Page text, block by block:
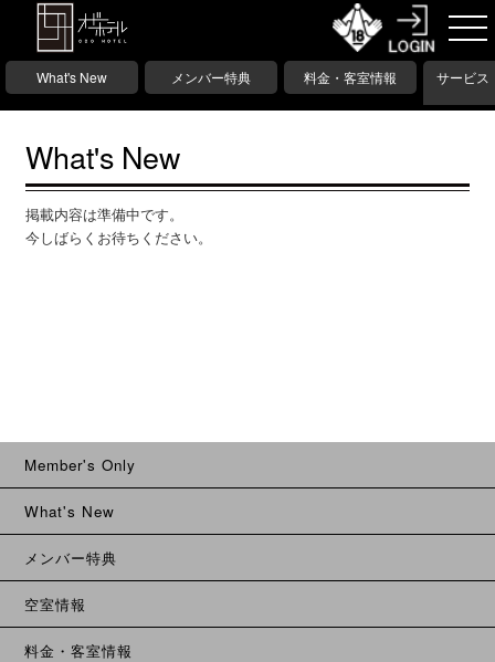
What's New メンバー特典 料金・客室情報
サービス
報
What's New
掲載内容は準備中です。
今しばらくお待ちください。
Member's Only
What's New
メンバー特典
空室情報
料金・客室情報